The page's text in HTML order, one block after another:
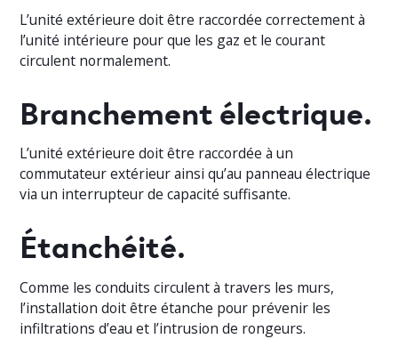
L’unité extérieure doit être raccordée correctement à
l’unité intérieure pour que les gaz et le courant
circulent normalement.
Branchement électrique.
L’unité extérieure doit être raccordée à un
commutateur extérieur ainsi qu’au panneau électrique
via un interrupteur de capacité suffisante.
Étanchéité.
Comme les conduits circulent à travers les murs,
l’installation doit être étanche pour prévenir les
infiltrations d’eau et l’intrusion de rongeurs.